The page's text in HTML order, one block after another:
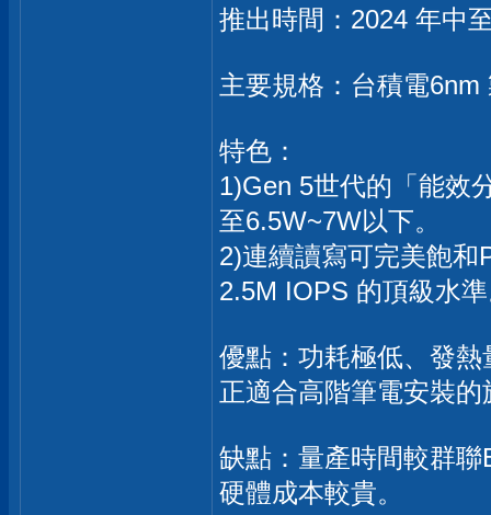
推出時間：2024 年中
主要規格：台積電
特色：
1)Gen 5世代的「能效
至6.5W~7W以下。
2)連續讀寫可完美飽
2.5M IOPS 的頂級水
優點：功耗極低、發
正適合高階筆電安裝
缺點：量產時間較群
硬體成本較貴。